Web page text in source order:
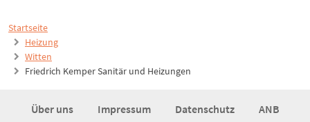
Startseite
Heizung
Witten
Friedrich Kemper Sanitär und Heizungen
Über uns Impressum Datenschutz ANB